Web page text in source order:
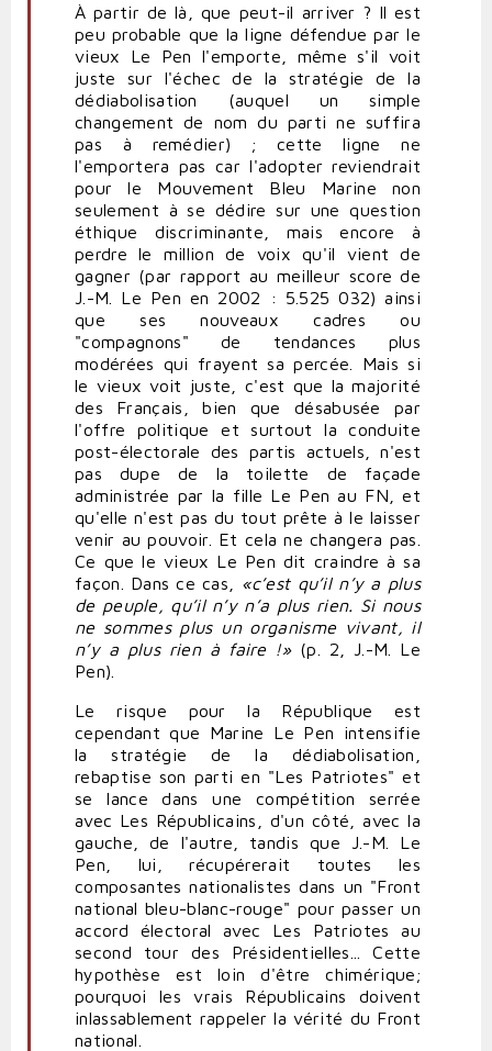
À partir de là, que peut-il arriver ? Il est
peu probable que la ligne défendue par le
vieux Le Pen l'emporte, même s'il voit
juste sur l'échec de la stratégie de la
dédiabolisation (auquel un simple
changement de nom du parti ne suffira
pas à remédier) ; cette ligne ne
l'emportera pas car l'adopter reviendrait
pour le Mouvement Bleu Marine non
seulement à se dédire sur une question
éthique discriminante, mais encore à
perdre le million de voix qu'il vient de
gagner (par rapport au meilleur score de
J.-M. Le Pen en 2002 : 5.525 032) ainsi
que ses nouveaux cadres ou
"compagnons" de tendances plus
modérées qui frayent sa percée. Mais si
le vieux voit juste, c'est que la majorité
des Français, bien que désabusée par
l'offre politique et surtout la conduite
post-électorale des partis actuels, n'est
pas dupe de la toilette de façade
administrée par la fille Le Pen au FN, et
qu'elle n'est pas du tout prête à le laisser
venir au pouvoir. Et cela ne changera pas.
Ce que le vieux Le Pen dit craindre à sa
façon. Dans ce cas,
«c’est qu’il n’y a plus
de peuple, qu’il n’y n’a plus rien. Si nous
ne sommes plus un organisme vivant, il
n’y a plus rien à faire !» (p. 2, J.-M. Le
Pen).
Le risque pour la République est
cependant que Marine Le Pen intensifie
la stratégie de la dédiabolisation,
rebaptise son parti en "Les Patriotes" et
se lance dans une compétition serrée
avec Les Républicains, d'un côté, avec la
gauche, de l'autre, tandis que J.-M. Le
Pen, lui, récupérerait toutes les
composantes nationalistes dans un "Front
national bleu-blanc-rouge" pour passer un
accord électoral avec Les Patriotes au
second tour des Présidentielles... Cette
hypothèse est loin d'être chimérique;
pourquoi les vrais Républicains doivent
inlassablement rappeler la vérité du Front
national.